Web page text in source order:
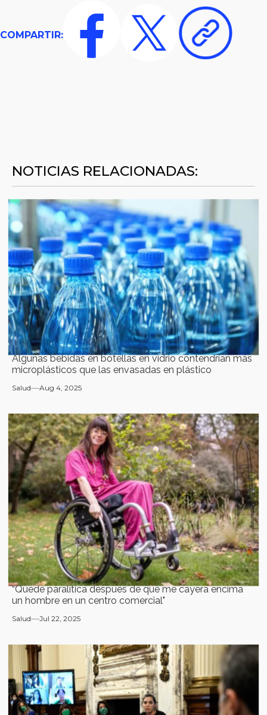
COMPARTIR:
NOTICIAS RELACIONADAS:
Algunas bebidas en botellas en vidrio contendrían más
microplásticos que las envasadas en plástico
Salud Aug 4, 2025
“Quedé paralítica después de que me cayera encima
un hombre en un centro comercial"
Salud Jul 22, 2025